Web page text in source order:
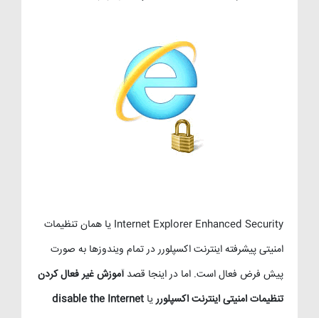
Internet Explorer Enhanced Security یا همان
تنظیمات
امنیتی پیشرفته اینترنت اکسپلورر در تمام ویندوزها به صورت
پیش فرض فعال است. اما در اینجا قصدآموزش غیر فعال کردن
تنظیمات امنیتی اینترنت اکسپلورریا disable the Internet